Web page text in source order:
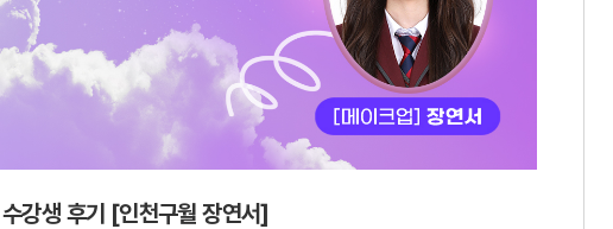
강생 후기 [인천구월 장연서]